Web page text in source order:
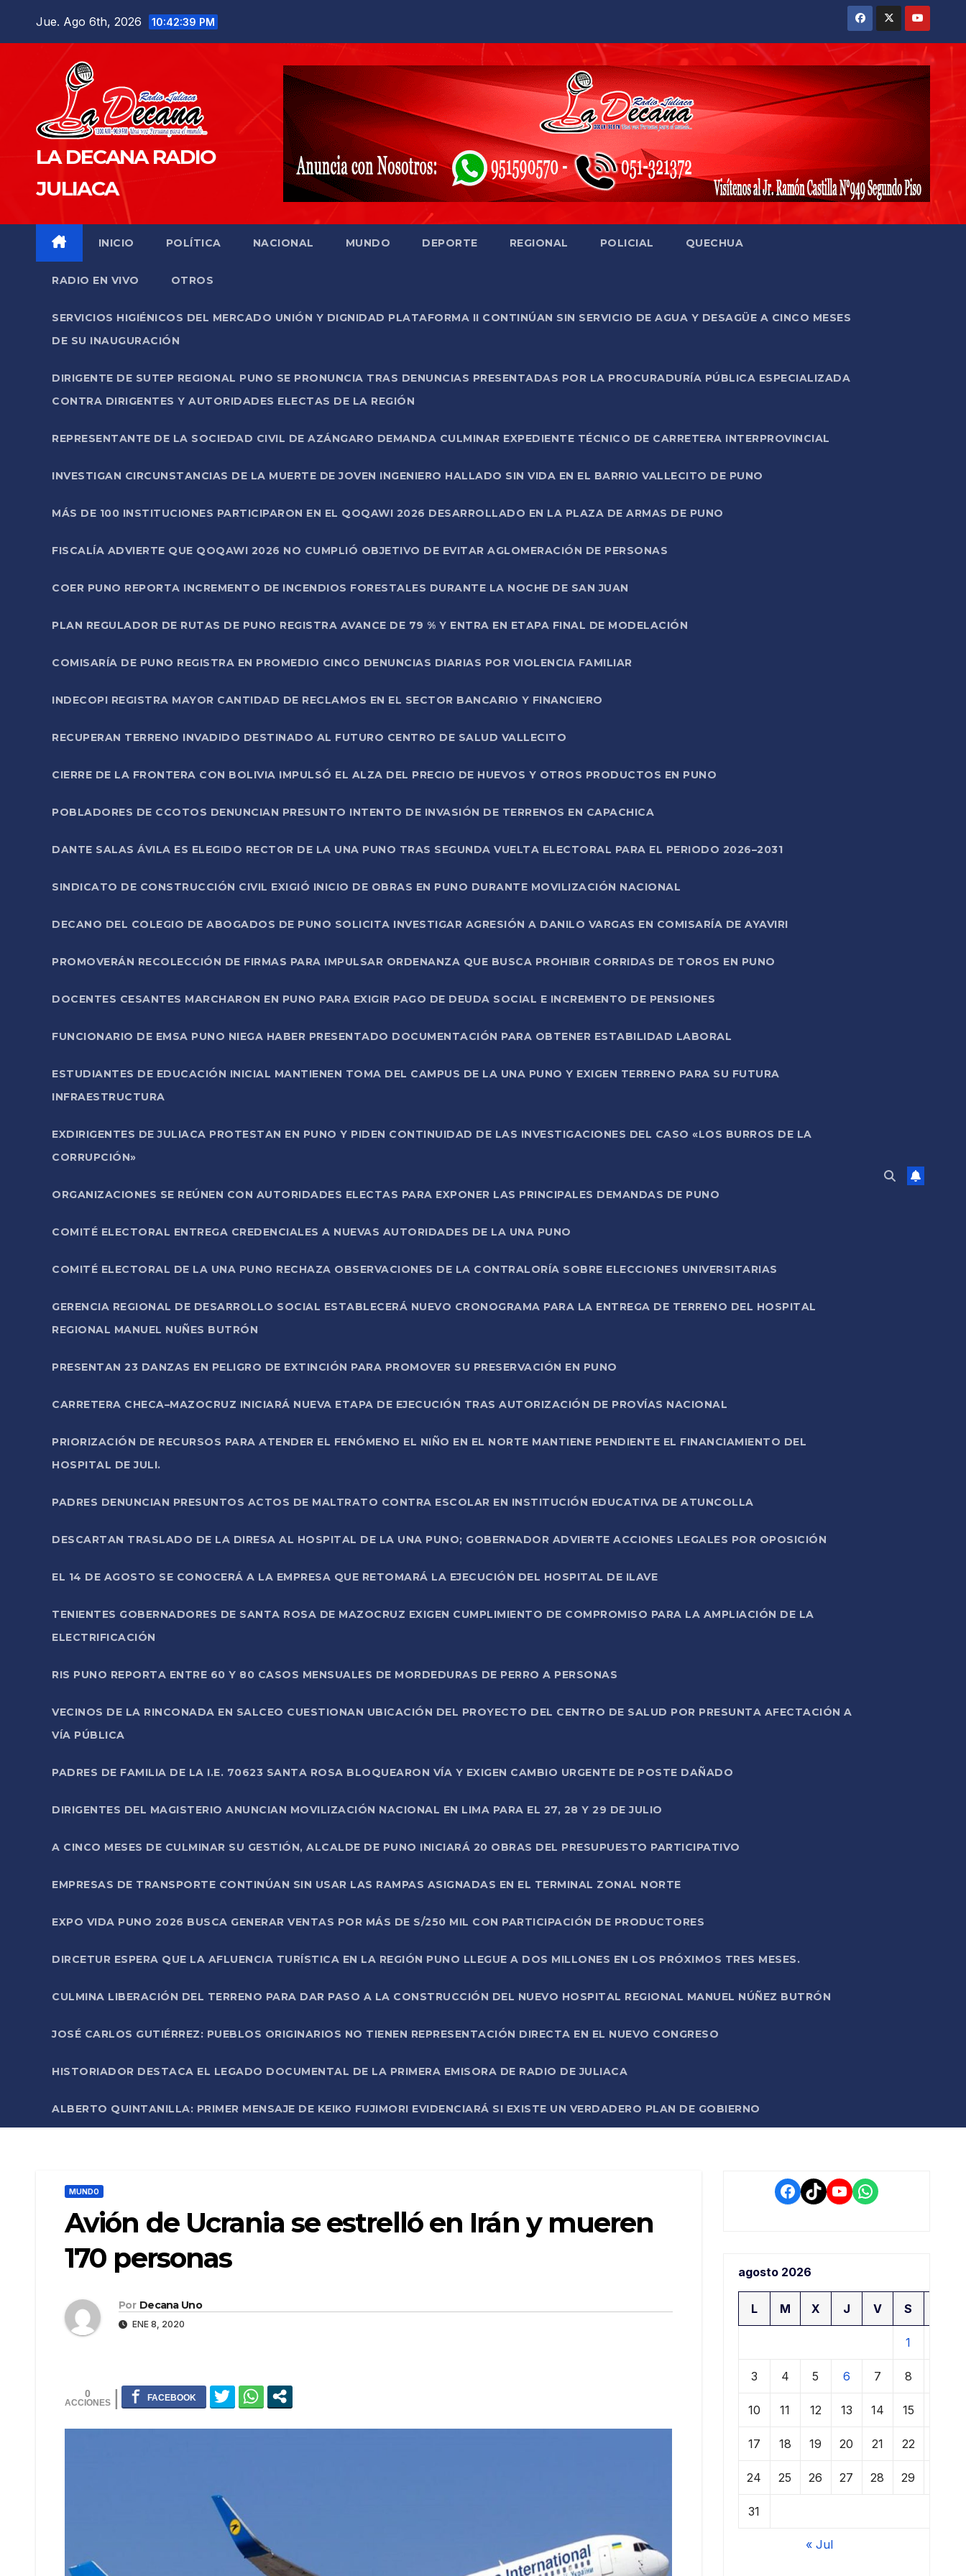
Jue. Ago 6th, 2026 10:42:40 PM
LA DECANA RADIO
JULIACA
INICIO POLÍTICA NACIONAL MUNDO DEPORTE REGIONAL POLICIAL QUECHUA
RADIO EN VIVO OTROS
SERVICIOS HIGIÉNICOS DEL MERCADO UNIÓN Y DIGNIDAD PLATAFORMA II CONTINÚAN SIN SERVICIO DE AGUA Y DESAGÜE A CINCO MESES
DE SU INAUGURACIÓN
DIRIGENTE DE SUTEP REGIONAL PUNO SE PRONUNCIA TRAS DENUNCIAS PRESENTADAS POR LA PROCURADURÍA PÚBLICA ESPECIALIZADA
CONTRA DIRIGENTES Y AUTORIDADES ELECTAS DE LA REGIÓN
REPRESENTANTE DE LA SOCIEDAD CIVIL DE AZÁNGARO DEMANDA CULMINAR EXPEDIENTE TÉCNICO DE CARRETERA INTERPROVINCIAL
INVESTIGAN CIRCUNSTANCIAS DE LA MUERTE DE JOVEN INGENIERO HALLADO SIN VIDA EN EL BARRIO VALLECITO DE PUNO
MÁS DE 100 INSTITUCIONES PARTICIPARON EN EL QOQAWI 2026 DESARROLLADO EN LA PLAZA DE ARMAS DE PUNO
FISCALÍA ADVIERTE QUE QOQAWI 2026 NO CUMPLIÓ OBJETIVO DE EVITAR AGLOMERACIÓN DE PERSONAS
COER PUNO REPORTA INCREMENTO DE INCENDIOS FORESTALES DURANTE LA NOCHE DE SAN JUAN
PLAN REGULADOR DE RUTAS DE PUNO REGISTRA AVANCE DE 79 % Y ENTRA EN ETAPA FINAL DE MODELACIÓN
COMISARÍA DE PUNO REGISTRA EN PROMEDIO CINCO DENUNCIAS DIARIAS POR VIOLENCIA FAMILIAR
INDECOPI REGISTRA MAYOR CANTIDAD DE RECLAMOS EN EL SECTOR BANCARIO Y FINANCIERO
RECUPERAN TERRENO INVADIDO DESTINADO AL FUTURO CENTRO DE SALUD VALLECITO
CIERRE DE LA FRONTERA CON BOLIVIA IMPULSÓ EL ALZA DEL PRECIO DE HUEVOS Y OTROS PRODUCTOS EN PUNO
POBLADORES DE CCOTOS DENUNCIAN PRESUNTO INTENTO DE INVASIÓN DE TERRENOS EN CAPACHICA
DANTE SALAS ÁVILA ES ELEGIDO RECTOR DE LA UNA PUNO TRAS SEGUNDA VUELTA ELECTORAL PARA EL PERIODO 2026–2031
SINDICATO DE CONSTRUCCIÓN CIVIL EXIGIÓ INICIO DE OBRAS EN PUNO DURANTE MOVILIZACIÓN NACIONAL
DECANO DEL COLEGIO DE ABOGADOS DE PUNO SOLICITA INVESTIGAR AGRESIÓN A DANILO VARGAS EN COMISARÍA DE AYAVIRI
PROMOVERÁN RECOLECCIÓN DE FIRMAS PARA IMPULSAR ORDENANZA QUE BUSCA PROHIBIR CORRIDAS DE TOROS EN PUNO
DOCENTES CESANTES MARCHARON EN PUNO PARA EXIGIR PAGO DE DEUDA SOCIAL E INCREMENTO DE PENSIONES
FUNCIONARIO DE EMSA PUNO NIEGA HABER PRESENTADO DOCUMENTACIÓN PARA OBTENER ESTABILIDAD LABORAL
ESTUDIANTES DE EDUCACIÓN INICIAL MANTIENEN TOMA DEL CAMPUS DE LA UNA PUNO Y EXIGEN TERRENO PARA SU FUTURA
INFRAESTRUCTURA
EXDIRIGENTES DE JULIACA PROTESTAN EN PUNO Y PIDEN CONTINUIDAD DE LAS INVESTIGACIONES DEL CASO «LOS BURROS DE LA
CORRUPCIÓN»
ORGANIZACIONES SE REÚNEN CON AUTORIDADES ELECTAS PARA EXPONER LAS PRINCIPALES DEMANDAS DE PUNO
COMITÉ ELECTORAL ENTREGA CREDENCIALES A NUEVAS AUTORIDADES DE LA UNA PUNO
COMITÉ ELECTORAL DE LA UNA PUNO RECHAZA OBSERVACIONES DE LA CONTRALORÍA SOBRE ELECCIONES UNIVERSITARIAS
GERENCIA REGIONAL DE DESARROLLO SOCIAL ESTABLECERÁ NUEVO CRONOGRAMA PARA LA ENTREGA DE TERRENO DEL HOSPITAL
REGIONAL MANUEL NUÑES BUTRÓN
PRESENTAN 23 DANZAS EN PELIGRO DE EXTINCIÓN PARA PROMOVER SU PRESERVACIÓN EN PUNO
CARRETERA CHECA–MAZOCRUZ INICIARÁ NUEVA ETAPA DE EJECUCIÓN TRAS AUTORIZACIÓN DE PROVÍAS NACIONAL
PRIORIZACIÓN DE RECURSOS PARA ATENDER EL FENÓMENO EL NIÑO EN EL NORTE MANTIENE PENDIENTE EL FINANCIAMIENTO DEL
HOSPITAL DE JULI.
PADRES DENUNCIAN PRESUNTOS ACTOS DE MALTRATO CONTRA ESCOLAR EN INSTITUCIÓN EDUCATIVA DE ATUNCOLLA
DESCARTAN TRASLADO DE LA DIRESA AL HOSPITAL DE LA UNA PUNO; GOBERNADOR ADVIERTE ACCIONES LEGALES POR OPOSICIÓN
EL 14 DE AGOSTO SE CONOCERÁ A LA EMPRESA QUE RETOMARÁ LA EJECUCIÓN DEL HOSPITAL DE ILAVE
TENIENTES GOBERNADORES DE SANTA ROSA DE MAZOCRUZ EXIGEN CUMPLIMIENTO DE COMPROMISO PARA LA AMPLIACIÓN DE LA
ELECTRIFICACIÓN
RIS PUNO REPORTA ENTRE 60 Y 80 CASOS MENSUALES DE MORDEDURAS DE PERRO A PERSONAS
VECINOS DE LA RINCONADA EN SALCEO CUESTIONAN UBICACIÓN DEL PROYECTO DEL CENTRO DE SALUD POR PRESUNTA AFECTACIÓN A
VÍA PÚBLICA
PADRES DE FAMILIA DE LA I.E. 70623 SANTA ROSA BLOQUEARON VÍA Y EXIGEN CAMBIO URGENTE DE POSTE DAÑADO
DIRIGENTES DEL MAGISTERIO ANUNCIAN MOVILIZACIÓN NACIONAL EN LIMA PARA EL 27, 28 Y 29 DE JULIO
A CINCO MESES DE CULMINAR SU GESTIÓN, ALCALDE DE PUNO INICIARÁ 20 OBRAS DEL PRESUPUESTO PARTICIPATIVO
EMPRESAS DE TRANSPORTE CONTINÚAN SIN USAR LAS RAMPAS ASIGNADAS EN EL TERMINAL ZONAL NORTE
EXPO VIDA PUNO 2026 BUSCA GENERAR VENTAS POR MÁS DE S/250 MIL CON PARTICIPACIÓN DE PRODUCTORES
DIRCETUR ESPERA QUE LA AFLUENCIA TURÍSTICA EN LA REGIÓN PUNO LLEGUE A DOS MILLONES EN LOS PRÓXIMOS TRES MESES.
CULMINA LIBERACIÓN DEL TERRENO PARA DAR PASO A LA CONSTRUCCIÓN DEL NUEVO HOSPITAL REGIONAL MANUEL NÚÑEZ BUTRÓN
JOSÉ CARLOS GUTIÉRREZ: PUEBLOS ORIGINARIOS NO TIENEN REPRESENTACIÓN DIRECTA EN EL NUEVO CONGRESO
HISTORIADOR DESTACA EL LEGADO DOCUMENTAL DE LA PRIMERA EMISORA DE RADIO DE JULIACA
ALBERTO QUINTANILLA: PRIMER MENSAJE DE KEIKO FUJIMORI EVIDENCIARÁ SI EXISTE UN VERDADERO PLAN DE GOBIERNO
MUNDO
Avión de Ucrania se estrelló en Irán y mueren
170 personas
Por Decana Uno
ENE 8, 2020
0
Facebook
TikTokYouTube
WhatsApp
agosto 2026
L M X J V S
1
3 4 5 6 7 8
10 11 12 13 14 15
17 18 19 20 21 22
24 25 26 27 28 29
31
« Jul